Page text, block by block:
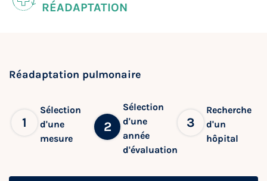
RÉADAPTATION
Réadaptation pulmonaire
1
Sélection
d'une
mesure
2
Sélection
d'une
année
d'évaluation
3
Recherche
d'un
hôpital